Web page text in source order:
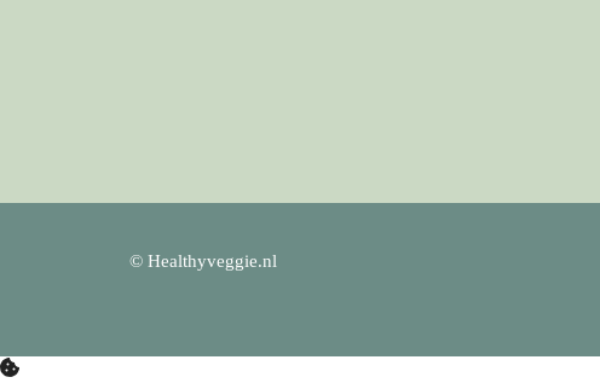
© Healthyveggie.nl